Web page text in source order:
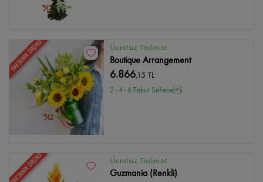
HAFTANIN ÜRÜNÜ Ücretsiz Teslimat
Boutique Arrangement
6.866,15 TL
2 - 4 - 6 Taksit Se?enei
HAFTANIN ÜRÜNÜ Ücretsiz Teslimat
Guzmania (Renkli)